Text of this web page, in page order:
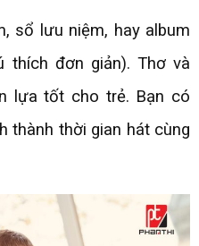
sổ lưu niệm, hay album
thích đơn giản). Thơ và
lựa tốt cho trẻ. Bạn có
thành thời gian hát cùng